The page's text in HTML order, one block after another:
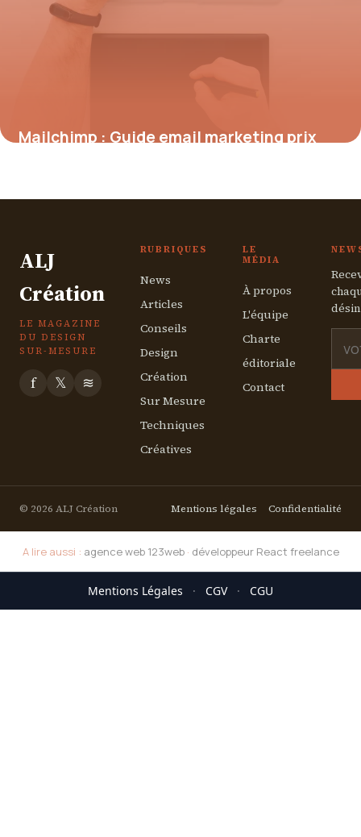
Mailchimp : Guide email marketing prix
ALJ
Création
LE MAGAZINE
DU DESIGN
SUR-MESURE
f 𝕏 ≋
RUBRIQUES
News
Articles
Conseils
Design
Création
Sur Mesure
Techniques
Créatives
LE
MÉDIA
À propos
L'équipe
Charte
éditoriale
Contact
© 2026 ALJ Création Mentions légales Confidentialité
A lire aussi : agence web 123web· développeur React freelance
Mentions Légales · CGV · CGU